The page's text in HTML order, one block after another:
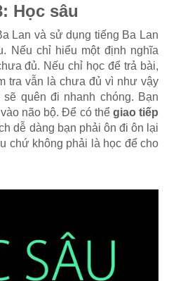
Học sâu
Lan và sử dụng tiếng Ba Lan
Nếu chỉ hiểu một định nghĩa
đủ. Nếu chỉ học để trả bài,
tra vẫn là chưa đủ vì như vậy
quên đi nhanh chóng. Bạn
não bộ. Để có thể giao tiếp
dễ dàng bạn phải ôn đi ôn lại
chứ không phải là học để cho